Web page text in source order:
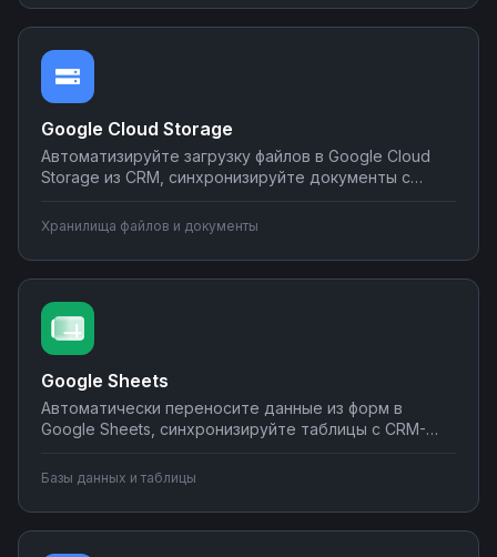
программирования на платформе Nodul.
Google Cloud Storage
Автоматизируйте загрузку файлов в Google Cloud
Storage из CRM, синхронизируйте документы с
уведомления о новых файлах в мессенджеры.
Создавайте интеграции облачного хранилища без
программирования на Nodul.
Хранилища файлов и документы
Google Sheets
Автоматически переносите данные из форм в
Google Sheets, синхронизируйте таблицы с CRM-
почте или в мессенджеры. Настраивайте
простых сценариев до сложной автоматизации
аналитики.
Базы данных и таблицы